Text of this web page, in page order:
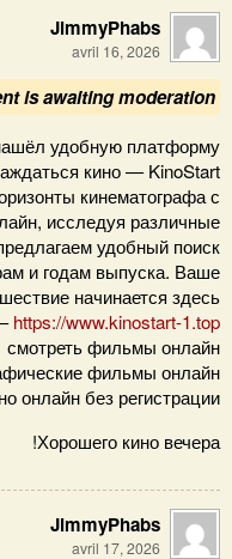
JimmyPhabs
avril 16, 2026
is awaiting moderation…
удобную платформу
кино — KinoStart.
кинематографа с
исследуя различные
удобный поиск
и годам выпуска. Ваше
начинается здесь.
https://www.kinostart-1.top
смотреть фильмы онлайн
фильмы онлайн
онлайн без регистрации
Хорошего кино вечера!
JimmyPhabs
avril 17, 2026